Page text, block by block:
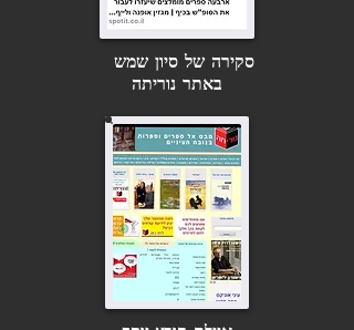
סקירה של סיון שמש
באתר נוריתה